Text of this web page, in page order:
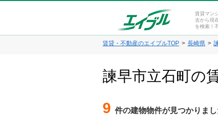
賃貸マン
去から現
を検索！
賃貸・不動産のエイブルTOP 長崎県
諫早市立石町の
9 件の建物物件が見つかりまし